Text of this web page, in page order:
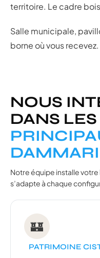
territoire. Le cadre
Salle municipale,
borne où vous recevez.
NOUS
DANS LES
Notre équipe installe
s’adapte à chaque
🏰
PATRIMOINE